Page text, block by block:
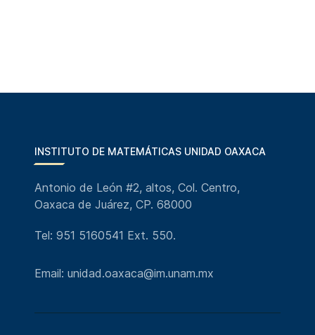
INSTITUTO DE MATEMÁTICAS UNIDAD OAXACA
Antonio de León #2, altos, Col. Centro,
Oaxaca de Juárez, CP. 68000
Tel: 951 5160541 Ext. 550.
Email: unidad.oaxaca@im.unam.mx